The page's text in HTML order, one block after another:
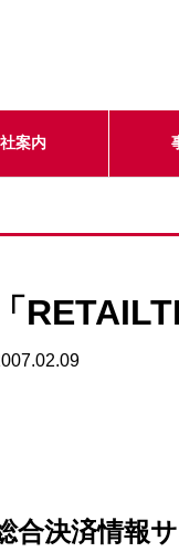
案内
「
合決済情報